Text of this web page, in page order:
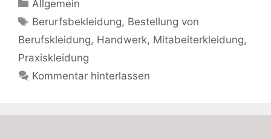
Allgemein
Schlagwörter
Berurfsbekleidung, Bestellung von
Berufskleidung, Handwerk, Mitabeiterkleidung,
Praxiskleidung
Kommentar hinterlassen